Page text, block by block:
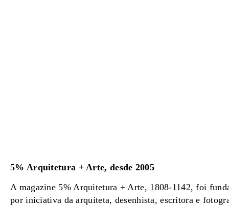
5% Arquitetura + Arte, desde 2005
A magazine 5% Arquitetura + Arte, 1808-1142, foi
por iniciativa da arquiteta, desenhista, escritora e